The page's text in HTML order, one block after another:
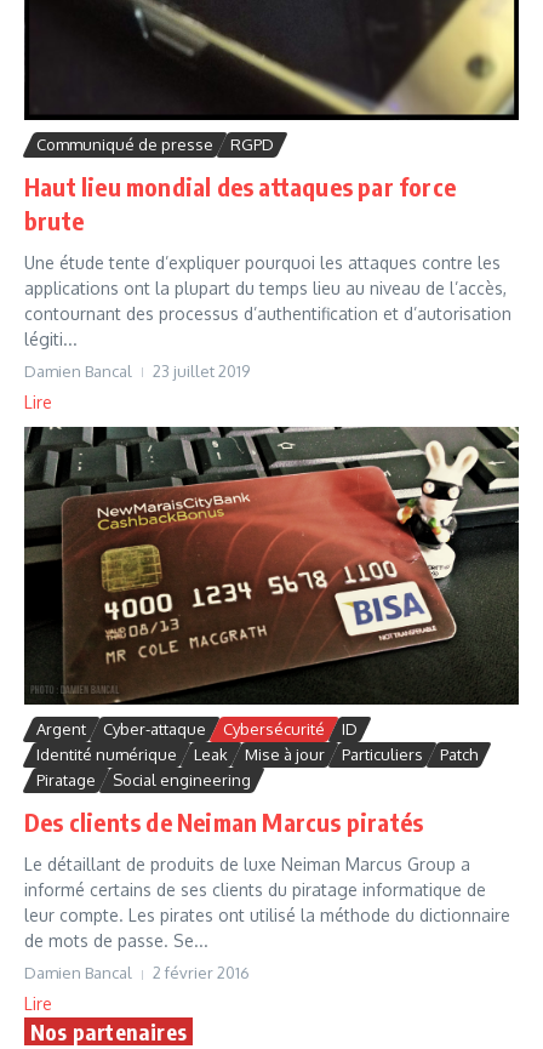
Communiqué de presse RGPD
Haut lieu mondial des attaques par force
brute
Une étude tente d’expliquer pourquoi les attaques contre les
applications ont la plupart du temps lieu au niveau de l’accès,
contournant des processus d’authentification et d’autorisation
légiti...
Damien Bancal 23 juillet 2019
Lire
Argent Cyber-attaque Cybersécurité
ID
Identité numérique
Leak Mise à jour Particuliers
Patch
Piratage
Social engineering
Des clients de Neiman Marcus piratés
Le détaillant de produits de luxe Neiman Marcus Group a
informé certains de ses clients du piratage informatique de
leur compte. Les pirates ont utilisé la méthode du dictionnaire
de mots de passe. Se...
Damien Bancal 2 février 2016
Lire
Nos partenaires